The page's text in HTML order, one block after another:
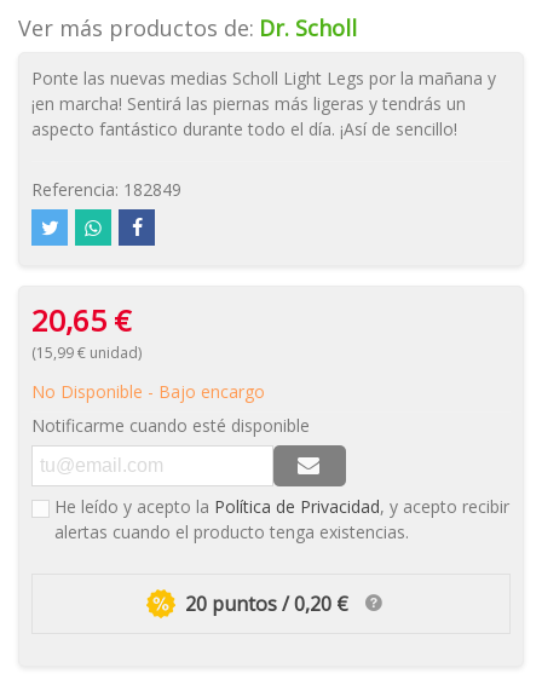
Ver más productos de: Dr. Scholl
Ponte las nuevas medias Scholl Light Legs por la mañana y
¡en marcha! Sentirá las piernas más ligeras y tendrás un
aspecto fantástico durante todo el día. ¡Así de sencillo!
Referencia: 182849
20,65 €
(15,99 € unidad)
No Disponible - Bajo encargo
Notificarme cuando esté disponible
He leído y acepto la Política de Privacidad, y acepto recibir
alertas cuando el producto tenga existencias.
20 puntos / 0,20 €